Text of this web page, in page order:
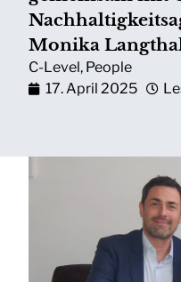
Monika
C-Level, People
17. April 2025